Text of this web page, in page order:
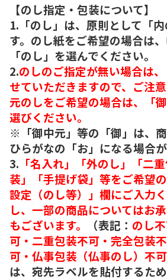
【のし指定・包装について】
1.「のし」は、原則として「
す。のし紙をご希望の場合は
「のし」を選んでください。
2.のしのご指定が無い場合は
せていただきますので、ご注
元のしをご希望の場合は、「
選びください。
※「御中元」等の「御」は、
ひらがなの「お」になる場合が
3. 「名入れ」「外のし」「二
装」「手提げ袋」等をご希望
設定（のし等）」欄にご入力
し、一部の商品についてはお
もございます。
（表記： のし
可・二重包装不可・完全包装
可・仏事包装（仏事のし）不可
は、宛先ラベルを貼付するた